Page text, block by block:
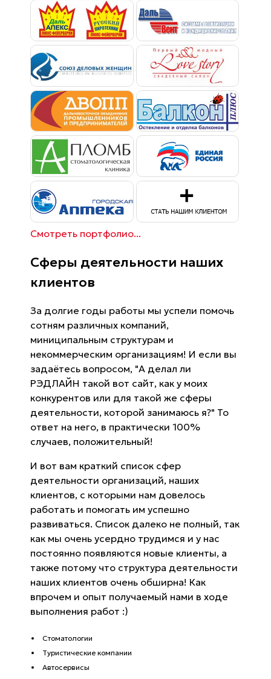
Смотреть портфолио...
Сферы деятельности наших
клиентов
За долгие годы работы мы успели помочь
сотням различных компаний,
миниципальным структурам и
некоммерческим организациям! И если вы
задаётесь вопросом, "А делал ли
РЭДЛАЙН такой вот сайт, как у моих
конкурентов или для такой же сферы
деятельности, которой занимаюсь я?" То
ответ на него, в практически 100%
случаев, положительный!
И вот вам краткий список сфер
деятельности организаций, наших
клиентов, с которыми нам довелось
работать и помогать им успешно
развиваться. Список далеко не полный, так
как мы очень усердно трудимся и у нас
постоянно появляются новые клиенты, а
также потому что структура деятельности
наших клиентов очень обширна! Как
впрочем и опыт получаемый нами в ходе
выполнения работ :)
Стоматологии
Туристические компании
Автосервисы